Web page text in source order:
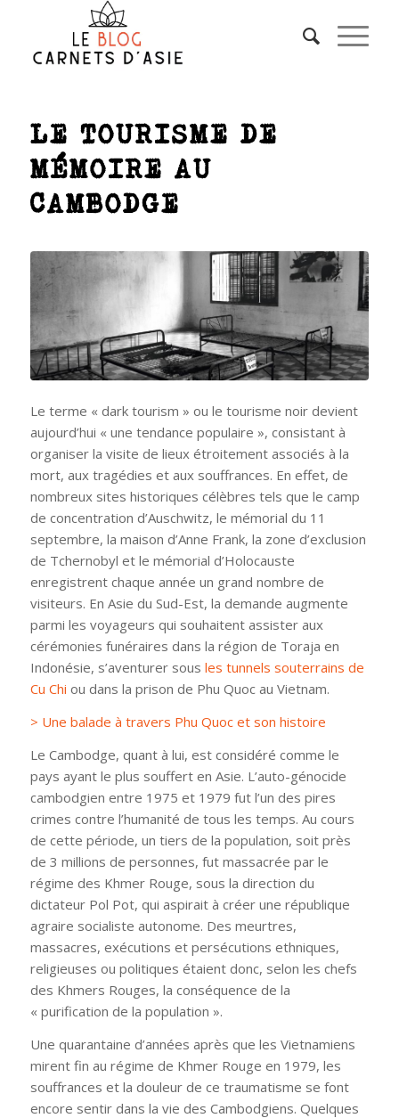
LE TOURISME DE
MÉMOIRE AU
CAMBODGE
Le terme « dark tourism » ou le tourisme noir devient
aujourd’hui « une tendance populaire », consistant à
organiser la visite de lieux étroitement associés à la
mort, aux tragédies et aux souffrances. En effet, de
nombreux sites historiques célèbres tels que le camp
de concentration d’Auschwitz, le mémorial du 11
septembre, la maison d’Anne Frank, la zone d’exclusion
de Tchernobyl et le mémorial d’Holocauste
enregistrent chaque année un grand nombre de
visiteurs. En Asie du Sud-Est, la demande augmente
parmi les voyageurs qui souhaitent assister aux
cérémonies funéraires dans la région de Toraja en
Indonésie, s’aventurer sous les tunnels souterrains de
Cu Chi ou dans la prison de Phu Quoc au Vietnam.
> Une balade à travers Phu Quoc et son histoire
Le Cambodge, quant à lui, est considéré comme le
pays ayant le plus souffert en Asie. L’auto-génocide
cambodgien entre 1975 et 1979 fut l’un des pires
crimes contre l’humanité de tous les temps. Au cours
de cette période, un tiers de la population, soit près
de 3 millions de personnes, fut massacrée par le
régime des Khmer Rouge, sous la direction du
dictateur Pol Pot, qui aspirait à créer une république
agraire socialiste autonome. Des meurtres,
massacres, exécutions et persécutions ethniques,
religieuses ou politiques étaient donc, selon les chefs
des Khmers Rouges, la conséquence de la
« purification de la population ».
Une quarantaine d’années après que les Vietnamiens
mirent fin au régime de Khmer Rouge en 1979, les
souffrances et la douleur de ce traumatisme se font
encore sentir dans la vie des Cambodgiens. Quelques